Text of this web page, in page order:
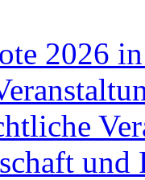
2026
und